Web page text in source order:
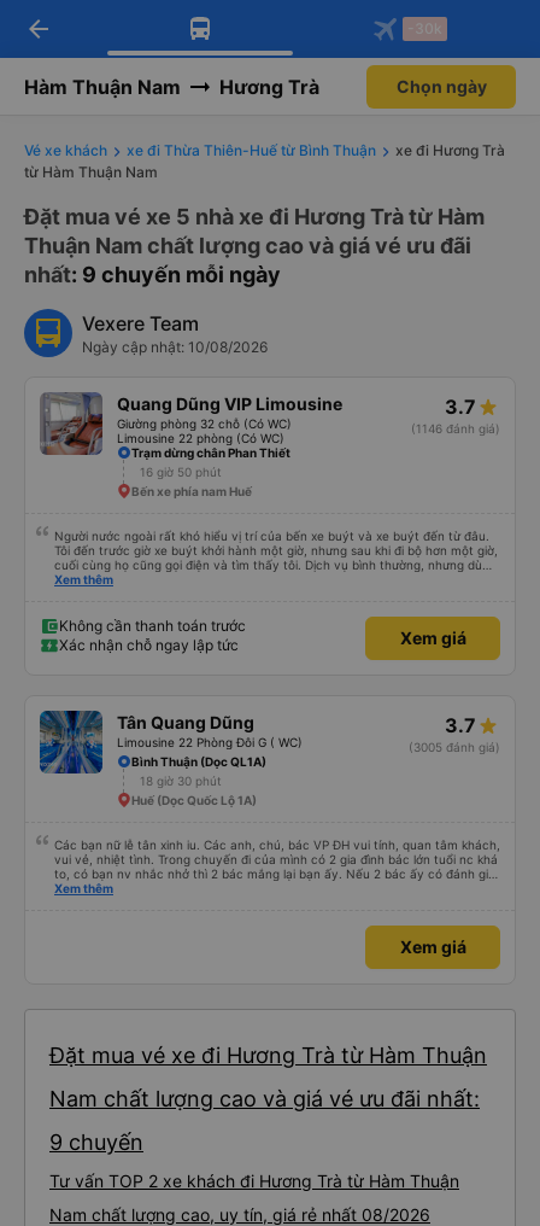
Tải app Vexere ngay!
Nhận ưu đãi thành viên độc
Mở app
Tải app Vexere
-30k/ghế khi đặt vé máy bay qua
Mở app
arrow_back -30k
Hàm Thuận Nam Hương Trà Chọn ngày
Vé xe khách xe đi Thừa Thiên-Huế từ Bình Thuận
xe đi Hương Trà
từ Hàm Thuận Nam
Đặt mua vé xe 5 nhà xe đi Hương Trà từ Hàm
Thuận Nam chất lượng cao và giá vé ưu đãi
nhất: 9 chuyến mỗi ngày
Vexere Team
Ngày cập nhật: 10/08/2026
Quang Dũng VIP Limousine
Giường phòng 32 chỗ (Có WC)
Limousine 22 phòng (Có WC)
3.7
(1146 đánh giá)
Trạm dừng chân Phan Thiết
16 giờ 50 phút
Bến xe phía nam Huế
Người nước ngoài rất khó hiểu vị trí của bến xe buýt và xe buýt đến từ đâu.
Tôi đến trước giờ xe buýt khởi hành một giờ, nhưng sau khi đi bộ hơn một giờ,
cuối cùng họ cũng gọi điện và tìm thấy tôi. Dịch vụ bình thường, nhưng dù
sao thì tôi ngủ ngon hơn ở khách sạn vì tôi rất thoải mái. Sẽ tuyệt hơn nếu
Xem thêm
Không cần thanh toán trước
Xác nhận chỗ ngay lập tức
Xem giá
Tân Quang Dũng
Limousine 22 Phòng Đôi G ( WC)
3.7
(3005 đánh giá)
Bình Thuận (Dọc QL1A)
18 giờ 30 phút
Huế (Dọc Quốc Lộ 1A)
Các bạn nữ lễ tân xinh iu. Các anh, chú, bác VP ĐH vui tính, quan tâm khách,
vui vẻ, nhiệt tình. Trong chuyến đi của mình có 2 gia đình bác lớn tuổi nc khá
to, có bạn nv nhắc nhở thì 2 bác mắng lại bạn ấy. Nếu 2 bác ấy có đánh giá
xấu thì mình ngược lại nha. Bạn ấy nhắc nhở rất đúng. 2 bác nói rất to. To
bạn ấy nha. Nếu bạn ấy bị trừ thì bảo bạn ấy liên hệ sđt của mình, mình hỗ
trợ ạ. Số mình đuôi 666, chuyến ĐH-NT ngày 16/1. À các bạn nữ lễ tân xinh
iu còn đổi cho mình phòng đơn sang đôi xong còn note là (một mình) yêu
Xem thêm
Xem giá
Đặt mua vé xe đi Hương Trà từ Hàm Thuận
Nam chất lượng cao và giá vé ưu đãi nhất:
9 chuyến
Tư vấn TOP 2 xe khách đi Hương Trà từ Hàm Thuận
Nam chất lượng cao, uy tín, giá rẻ nhất 08/2026